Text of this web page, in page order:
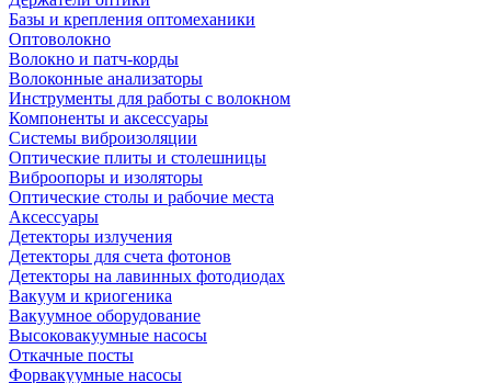
Базы и крепления оптомеханики
Оптоволокно
Волокно и патч-корды
Волоконные анализаторы
Инструменты для работы с волокном
Компоненты и аксессуары
Системы виброизоляции
Оптические плиты и столешницы
Виброопоры и изоляторы
Оптические столы и рабочие места
Аксессуары
Детекторы излучения
Детекторы для счета фотонов
Детекторы на лавинных фотодиодах
Вакуум и криогеника
Вакуумное оборудование
Высоковакуумные насосы
Откачные посты
Форвакуумные насосы